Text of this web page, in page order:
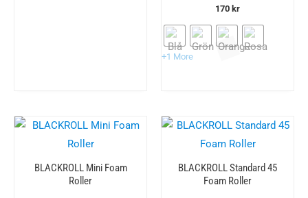
170 kr
+1 More
BLACKROLL Mini Foam
Roller
BLACKROLL Standard 45
Foam Roller